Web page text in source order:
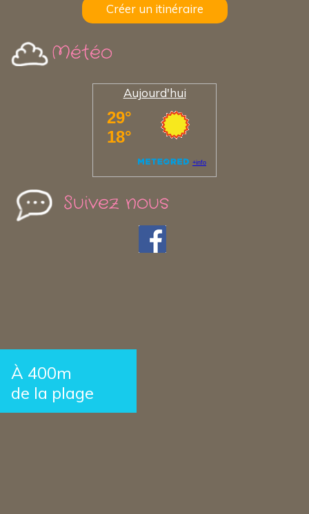
Créer un itinéraire
Météo
Aujourd'hui
Suivez nous
À 400m
de la plage